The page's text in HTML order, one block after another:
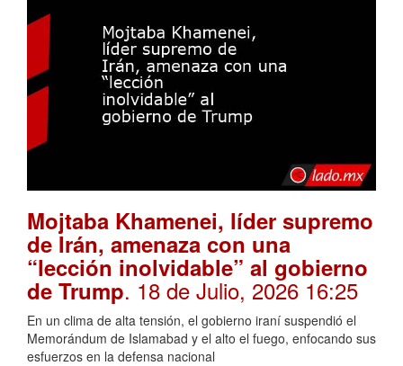
Mojtaba Khamenei, líder supremo
de Irán, amenaza con una
“lección inolvidable” al gobierno
de Trump. 18 de Julio, 2026 16:25
En un clima de alta tensión, el gobierno iraní suspendió el
Memorándum de Islamabad y el alto el fuego, enfocando sus
esfuerzos en la defensa nacional